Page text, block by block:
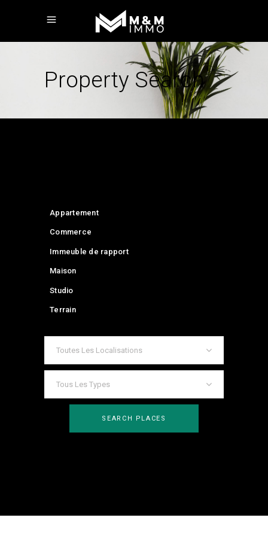
Property Search
Appartement
Commerce
Immeuble de rapport
Maison
Studio
Terrain
Toutes Les Localisations
Tous Les Types
SEARCH PLACES